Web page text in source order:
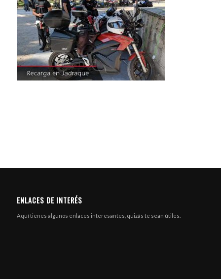
ENLACES DE INTERÉS
Aquí tienes algunos enlaces interesantes, quizás te sean útiles.